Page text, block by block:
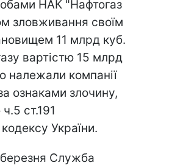
НАК "Нафтогаз
зловживання своїм
11 млрд куб.
вартістю 15 млрд
належали компанії
ознаками злочину,
ст.191
України.
Служба